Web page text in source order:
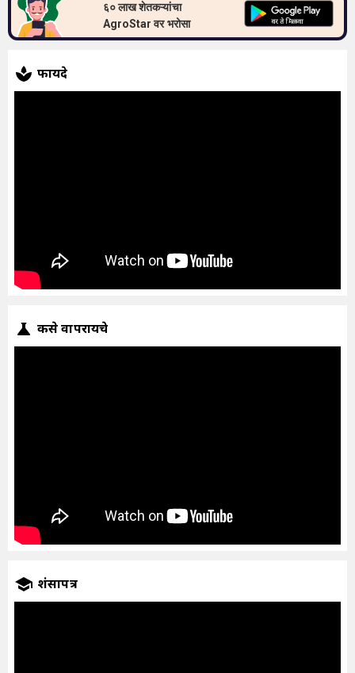
६० लाख शेतकऱ्यांचा
AgroStar वर भरोसा
फायदे
कसे वापरायचे
प्रशंसापत्र